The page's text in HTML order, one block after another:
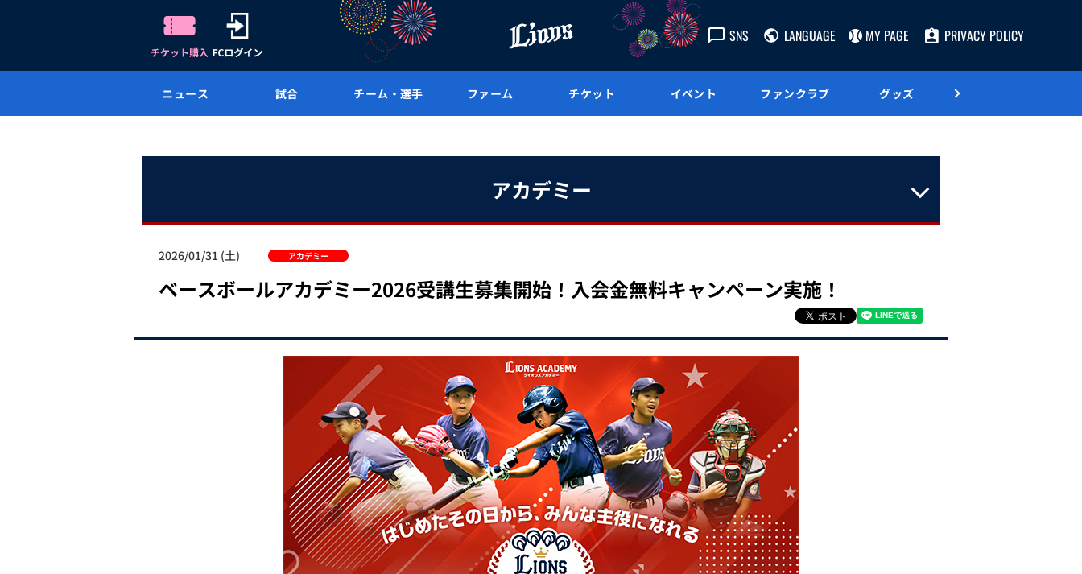
SNS LANGUAGE MY PAGE PRIVACY POLICY
ニュース 試合 チーム・選手 ファーム チケット イベント ファンクラブ グッズ
アカデミー
2026/01/31 (土) アカデミー
ベースボールアカデミー2026受講生募集開始！入会金無料キャンペーン実施！